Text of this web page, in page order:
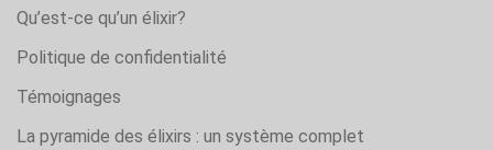
Qu’est-ce qu’un élixir?
Politique de confidentialité
Témoignages
La pyramide des élixirs : un système complet